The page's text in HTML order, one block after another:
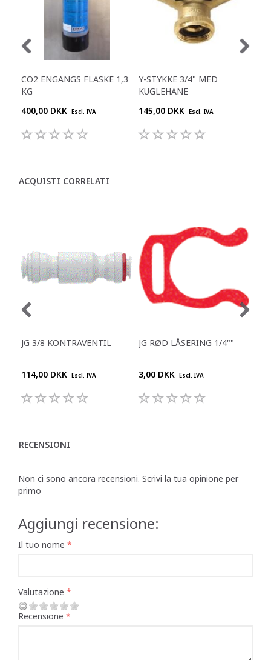
CO2 ENGANGS FLASKE 1,3
KG
400,00 DKK Escl. IVA
Y-STYKKE 3/4" MED
KUGLEHANE
145,00 DKK Escl. IVA
ACQUISTI CORRELATI
JG 3/8 KONTRAVENTIL
114,00 DKK Escl. IVA
JG RØD LÅSERING 1/4""
3,00 DKK Escl. IVA
RECENSIONI
Non ci sono ancora recensioni. Scrivi la tua opinione per
primo
Aggiungi recensione:
Il tuo nome
Valutazione
Recensione